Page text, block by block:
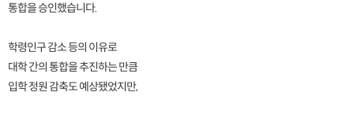
통합을 승인했습니다.
학령인구 감소 등의 이유로
대학 간의 통합을 추진하는 만큼
입학 정원 감축도 예상됐었지만,